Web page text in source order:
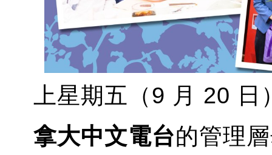
上星期五（9 月 20
拿大中文電台的管理